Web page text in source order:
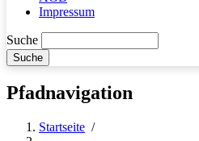
Impressum
Suche
Pfadnavigation
Startseite /